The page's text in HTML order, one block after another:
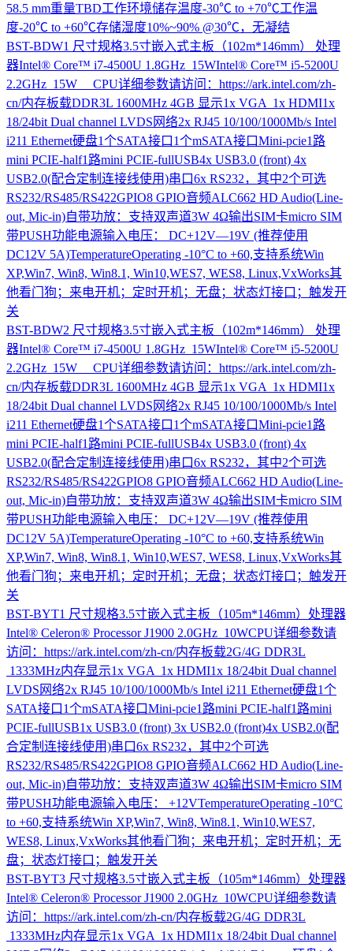
58.5 mm重量TBD工作环境储存温度-30℃ to +70℃工作温
度-20℃ to +60℃存储湿度10%~90% @30℃，无凝结
BST-BDW1 尺寸规格3.5寸嵌入式主板（102m*146mm） 处理
器Intel® Core™ i7-4500U 1.8GHz 15WIntel® Core™ i5-5200U
2.2GHz 15W CPU详细参数请访问：https://ark.intel.com/zh-
cn/内存板载DDR3L 1600MHz 4GB 显示1x VGA 1x HDMI1x
18/24bit Dual channel LVDS网络2x RJ45 10/100/1000Mb/s Intel
i211 Ethernet硬盘1个SATA接口1个mSATA接口Mini-pcie1路
mini PCIE-half1路mini PCIE-fullUSB4x USB3.0 (front) 4x
USB2.0(配合定制连接线使用)串口6x RS232，其中2个可选
RS232/RS485/RS422GPIO8 GPIO音频ALC662 HD Audio(Line-
out, Mic-in)自带功放：支持双声道3W 4Ω输出SIM卡micro SIM
带PUSH功能电源输入电压： DC+12V—19V (推荐使用
DC12V 5A)TemperatureOperating -10°C to +60,支持系统Win
XP,Win7, Win8, Win8.1, Win10,WES7, WES8, Linux,VxWorks其
他看门狗；来电开机；定时开机；无盘；状态灯接口；触发开
关
BST-BDW2 尺寸规格3.5寸嵌入式主板（102m*146mm） 处理
器Intel® Core™ i7-4500U 1.8GHz 15WIntel® Core™ i5-5200U
2.2GHz 15W CPU详细参数请访问：https://ark.intel.com/zh-
cn/内存板载DDR3L 1600MHz 4GB 显示1x VGA 1x HDMI1x
18/24bit Dual channel LVDS网络2x RJ45 10/100/1000Mb/s Intel
i211 Ethernet硬盘1个SATA接口1个mSATA接口Mini-pcie1路
mini PCIE-half1路mini PCIE-fullUSB4x USB3.0 (front) 4x
USB2.0(配合定制连接线使用)串口6x RS232，其中2个可选
RS232/RS485/RS422GPIO8 GPIO音频ALC662 HD Audio(Line-
out, Mic-in)自带功放：支持双声道3W 4Ω输出SIM卡micro SIM
带PUSH功能电源输入电压： DC+12V—19V (推荐使用
DC12V 5A)TemperatureOperating -10°C to +60,支持系统Win
XP,Win7, Win8, Win8.1, Win10,WES7, WES8, Linux,VxWorks其
他看门狗；来电开机；定时开机；无盘；状态灯接口；触发开
关
BST-BYT1 尺寸规格3.5寸嵌入式主板（105m*146mm）处理器
Intel® Celeron® Processor J1900 2.0GHz 10WCPU详细参数请
访问：https://ark.intel.com/zh-cn/内存板载2G/4G DDR3L
1333MHz内存显示1x VGA 1x HDMI1x 18/24bit Dual channel
LVDS网络2x RJ45 10/100/1000Mb/s Intel i211 Ethernet硬盘1个
SATA接口1个mSATA接口Mini-pcie1路mini PCIE-half1路mini
PCIE-fullUSB1x USB3.0 (front) 3x USB2.0 (front)4x USB2.0(配
合定制连接线使用)串口6x RS232，其中2个可选
RS232/RS485/RS422GPIO8 GPIO音频ALC662 HD Audio(Line-
out, Mic-in)自带功放：支持双声道3W 4Ω输出SIM卡micro SIM
带PUSH功能电源输入电压： +12VTemperatureOperating -10°C
to +60,支持系统Win XP,Win7, Win8, Win8.1, Win10,WES7,
WES8, Linux,VxWorks其他看门狗；来电开机；定时开机；无
盘；状态灯接口；触发开关
BST-BYT3 尺寸规格3.5寸嵌入式主板（105m*146mm）处理器
Intel® Celeron® Processor J1900 2.0GHz 10WCPU详细参数请
访问：https://ark.intel.com/zh-cn/内存板载2G/4G DDR3L
1333MHz内存显示1x VGA 1x HDMI1x 18/24bit Dual channel